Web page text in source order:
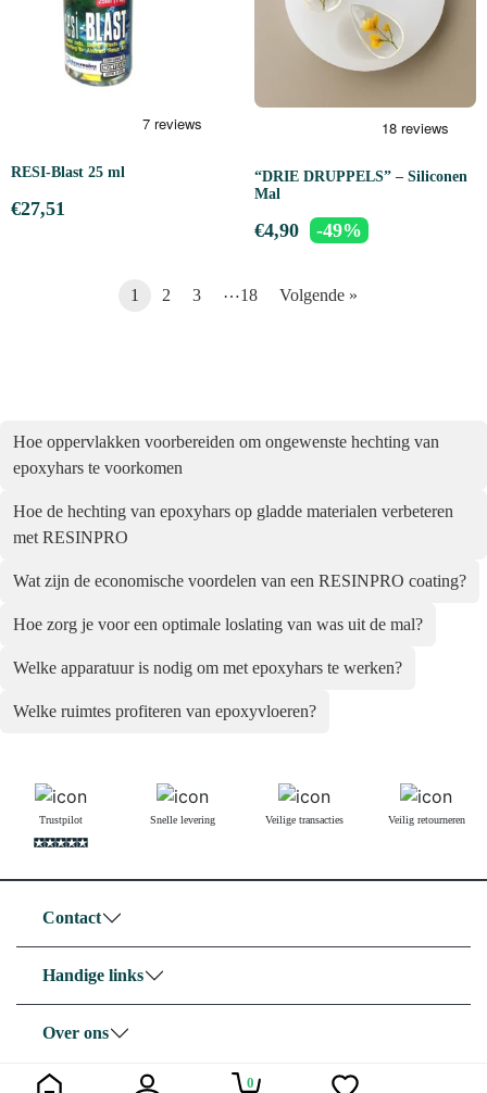
RESI-Blast 25 ml
€27,51
“DRIE DRUPPELS” – Siliconen
Mal
€4,90 -49%
1 2 3 …18 Volgende »
Hoe oppervlakken voorbereiden om ongewenste hechting van
epoxyhars te voorkomen
Hoe de hechting van epoxyhars op gladde materialen verbeteren
met RESINPRO
Wat zijn de economische voordelen van een RESINPRO coating?
Hoe zorg je voor een optimale loslating van was uit de mal?
Welke apparatuur is nodig om met epoxyhars te werken?
Welke ruimtes profiteren van epoxyvloeren?
Trustpilot Snelle levering Veilige transacties Veilig retourneren
Contact
Handige links
Over ons
0